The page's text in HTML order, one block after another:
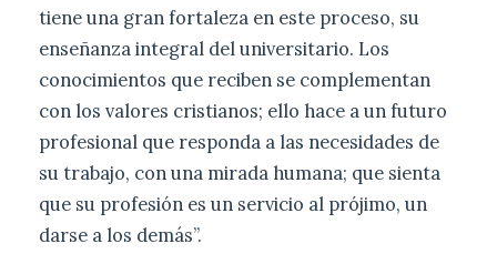
tiene una gran fortaleza en este proceso, su
enseñanza integral del universitario. Los
conocimientos que reciben se complementan
con los valores cristianos; ello hace a un futuro
profesional que responda a las necesidades de
su trabajo, con una mirada humana; que sienta
que su profesión es un servicio al prójimo, un
darse a los demás”.